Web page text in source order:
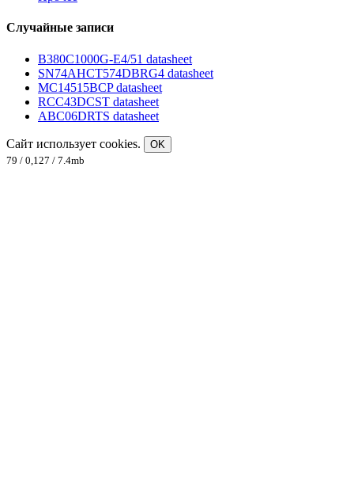
Случайные записи
B380C1000G-E4/51 datasheet
SN74AHCT574DBRG4 datasheet
MC14515BCP datasheet
RCC43DCST datasheet
ABC06DRTS datasheet
Сайт использует cookies.
OK
79 / 0,127 / 7.4mb